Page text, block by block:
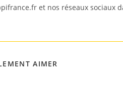
et nos réseaux sociaux
AIMER